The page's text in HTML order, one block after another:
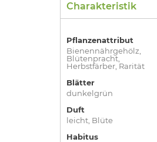
Charakteristik
Pflanzenattribut
Bienennährgehölz,
Blütenpracht,
Herbstfärber, Rarität
Blätter
dunkelgrün
Duft
leicht, Blüte
Habitus